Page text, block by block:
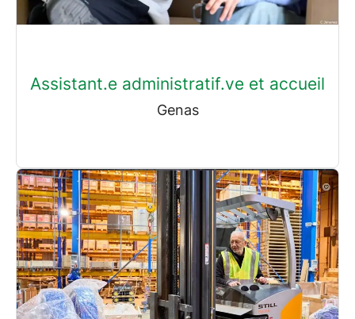
Assistant.e administratif.ve et accueil
Genas